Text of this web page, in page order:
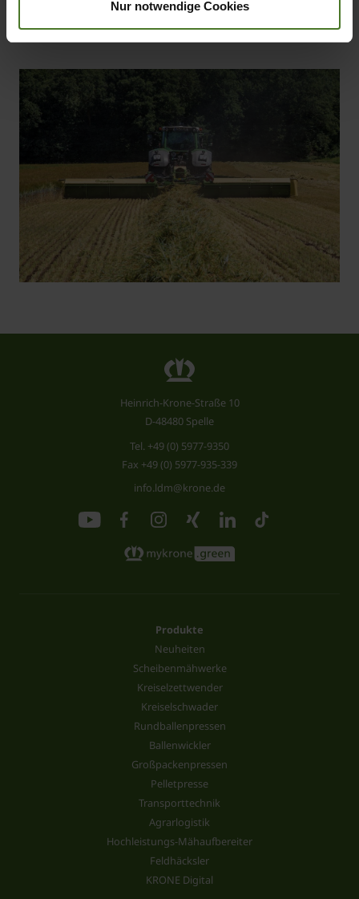
Nur notwendige Cookies
Heinrich-Krone-Straße 10
D-48480 Spelle
Tel. +49 (0) 5977-9350
Fax +49 (0) 5977-935-339
info.ldm@krone.de
Produkte
Neuheiten
Scheibenmähwerke
Kreiselzettwender
Kreiselschwader
Rundballenpressen
Ballenwickler
Großpackenpressen
Pelletpresse
Transporttechnik
Agrarlogistik
Hochleistungs-Mähaufbereiter
Feldhäcksler
KRONE Digital